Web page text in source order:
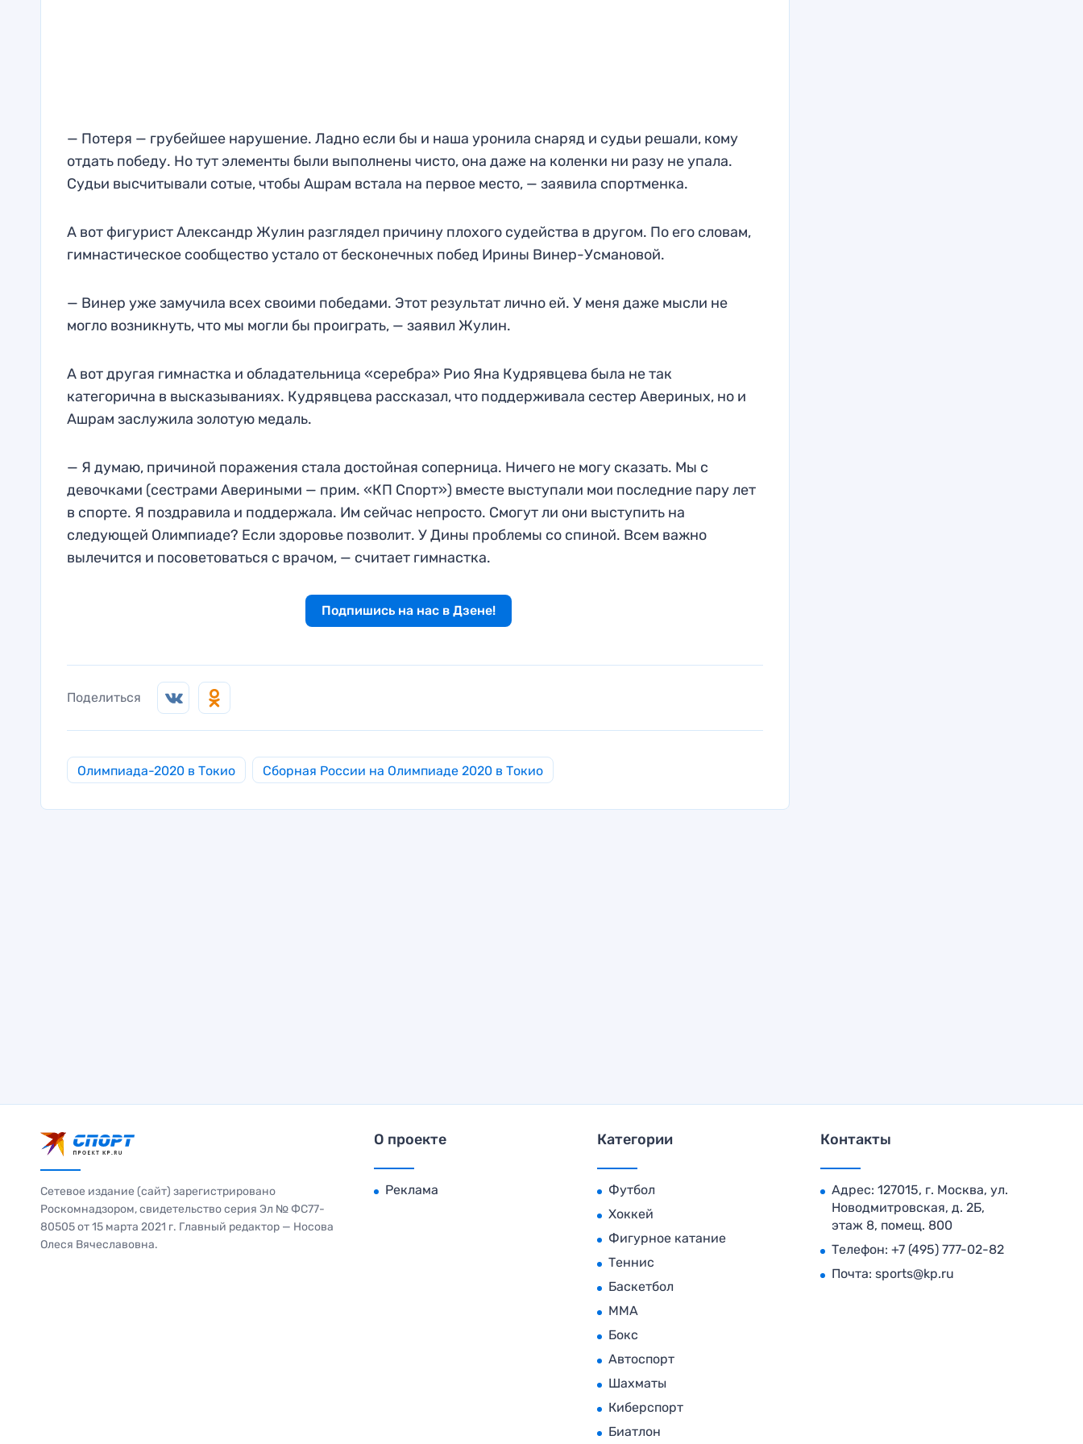
— Потеря — грубейшее нарушение. Ладно если бы и наша уронила снаряд и судьи решали, кому
отдать победу. Но тут элементы были выполнены чисто, она даже на коленки ни разу не упала.
Судьи высчитывали сотые, чтобы Ашрам встала на первое место, — заявила спортменка.
А вот фигурист Александр Жулин разглядел причину плохого судейства в другом. По его словам,
гимнастическое сообщество устало от бесконечных побед Ирины Винер-Усмановой.
— Винер уже замучила всех своими победами. Этот результат лично ей. У меня даже мысли не
могло возникнуть, что мы могли бы проиграть, — заявил Жулин.
А вот другая гимнастка и обладательница «серебра» Рио Яна Кудрявцева была не так
категорична в высказываниях. Кудрявцева рассказал, что поддерживала сестер Авериных, но и
Ашрам заслужила золотую медаль.
— Я думаю, причиной поражения стала достойная соперница. Ничего не могу сказать. Мы с
девочками (сестрами Авериными — прим. «КП Спорт») вместе выступали мои последние пару лет
в спорте. Я поздравила и поддержала. Им сейчас непросто. Смогут ли они выступить на
следующей Олимпиаде? Если здоровье позволит. У Дины проблемы со спиной. Всем важно
вылечится и посоветоваться с врачом, — считает гимнастка.
Подпишись на нас в Дзене!
Поделиться
Олимпиада-2020 в Токио Сборная России на Олимпиаде 2020 в Токио
Сетевое издание (сайт) зарегистрировано
Роскомнадзором, свидетельство серия Эл № ФС77-
80505 от 15 марта 2021 г. Главный редактор — Носова
Олеся Вячеславовна.
О проекте
Реклама
Категории
Футбол
Хоккей
Фигурное катание
Теннис
Баскетбол
MMA
Бокс
Автоспорт
Шахматы
Киберспорт
Биатлон
Контакты
Адрес: 127015, г. Москва, ул.
Новодмитровская, д. 2Б,
этаж 8, помещ. 800
Телефон: +7 (495) 777-02-82
Почта: sports@kp.ru